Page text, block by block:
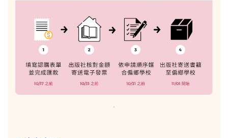
．